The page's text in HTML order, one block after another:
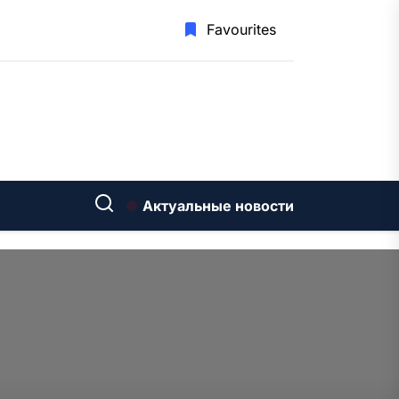
Favourites
Актуальные новости